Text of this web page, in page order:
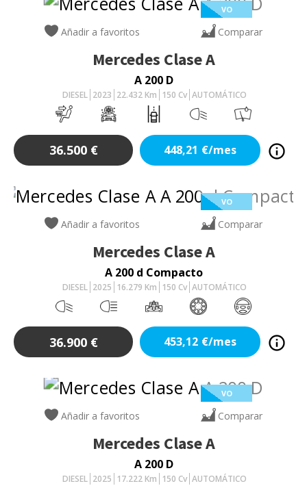
VO
Añadir a favoritos Comparar
Mercedes Clase A
A 200 D
DIESEL 2023 22.432 Km 150 Cv AUTOMÁTICO
36.500 € 448,21 €/mes
VO
Añadir a favoritos Comparar
Mercedes Clase A
A 200 d Compacto
DIESEL 2025 16.279 Km 150 Cv AUTOMÁTICO
36.900 € 453,12 €/mes
VO
Añadir a favoritos Comparar
Mercedes Clase A
A 200 D
DIESEL 2025 17.222 Km 150 Cv AUTOMÁTICO